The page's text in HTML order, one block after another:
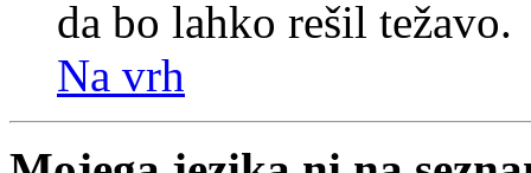
da bo lahko rešil težavo.
Na vrh